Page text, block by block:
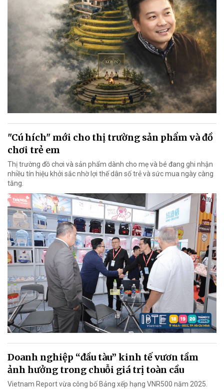
"Cú hích" mới cho thị trường sản phẩm và đồ
chơi trẻ em
Thị trường đồ chơi và sản phẩm dành cho mẹ và bé đang ghi nhận
nhiều tín hiệu khởi sắc nhờ lợi thế dân số trẻ và sức mua ngày càng
tăng.
Doanh nghiệp “đầu tàu” kinh tế vươn tầm
ảnh hưởng trong chuỗi giá trị toàn cầu
Vietnam Report vừa công bố Bảng xếp hạng VNR500 năm 2025.